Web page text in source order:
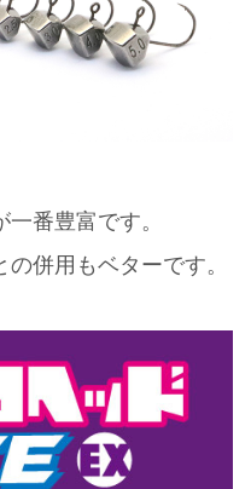
番豊富です。
併用もベターです。